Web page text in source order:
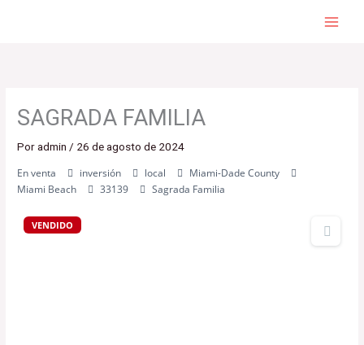
SAGRADA FAMILIA
Poradmin / 26 de agosto de 2024
En venta inversión local
Miami-Dade County
Miami Beach
33139 Sagrada Familia
VENDIDO